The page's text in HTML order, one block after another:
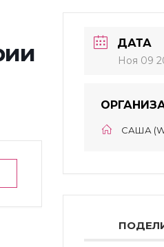
ДАТА
Ноя 09
САША